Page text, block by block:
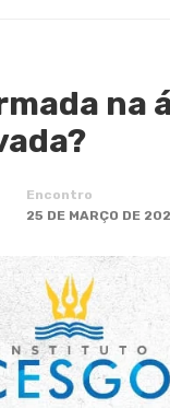
na
Encontro
25 DE MARÇO DE